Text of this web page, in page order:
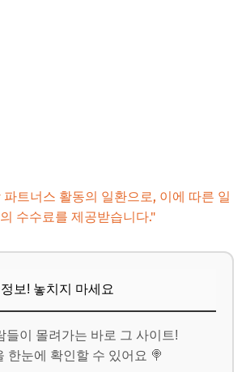
트너스 활동의 일환으로, 이에 따른 일
수수료를 제공받습니다."
보! 놓치지 마세요
들이 몰려가는 바로 그 사이트!
한눈에 확인할 수 있어요 🍭